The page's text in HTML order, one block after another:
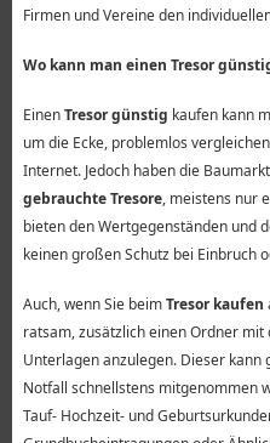
Firmen und Vereine den
Wo kann man einen Tresor
EinenTresor günstig kaufen kann
um die Ecke, problemlos
Internet. Jedoch haben die
gebrauchte Tresore, meistens nur
bieten den Wertgegenständen und
keinen großen Schutz bei Einbruch
Auch, wenn Sie beimTresor kaufen
ratsam, zusätzlich einen Ordner mit
Unterlagen anzulegen. Dieser
Notfall schnellstens mitgenommen
Tauf- Hochzeit- und